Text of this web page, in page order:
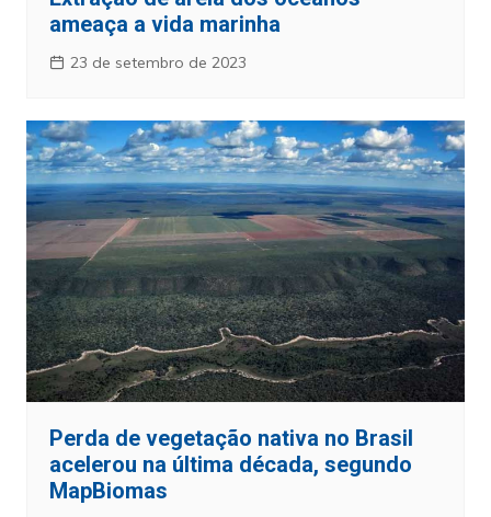
ameaça a vida marinha
23 de setembro de 2023
Perda de vegetação nativa no Brasil
acelerou na última década, segundo
MapBiomas